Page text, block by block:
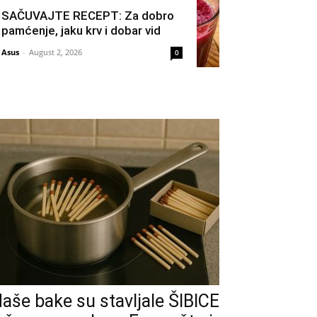
SAČUVAJTE RECEPT: Za dobro
pamćenje, jaku krv i dobar vid
Asus - August 2, 2026 0
bake su stavljale ŠIBICE